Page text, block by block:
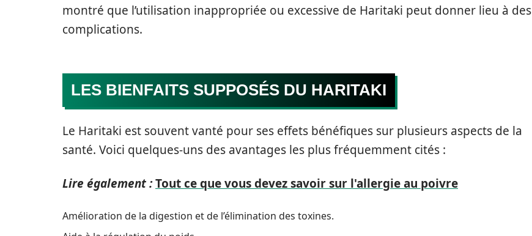
montré que l’utilisation inappropriée ou excessive de Haritaki peut donner lieu à des
complications.
LES BIENFAITS SUPPOSÉS DU HARITAKI
Le Haritaki est souvent vanté pour ses effets bénéfiques sur plusieurs aspects de la
santé. Voici quelques-uns des avantages les plus fréquemment cités :
Lire également :Tout ce que vous devez savoir sur l'allergie au poivre
Amélioration de la digestion et de l’élimination des toxines.